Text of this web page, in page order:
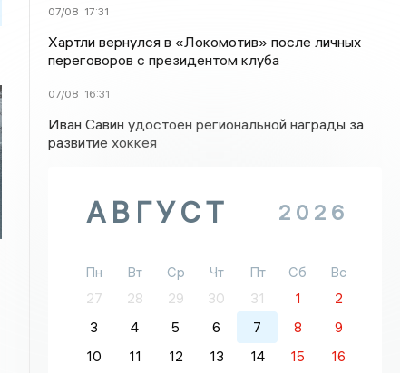
07/08 17:31
Хартли вернулся в «Локомотив» после личных
переговоров с президентом клуба
07/08 16:31
Иван Савин удостоен региональной награды за
развитие хоккея
АВГУСТ 2026
Пн Вт Ср Чт Пт Сб
Вс
27
28 29 30 31 1
2
3
4 5 6 7 8
9
10
11 12 13 14 15
16